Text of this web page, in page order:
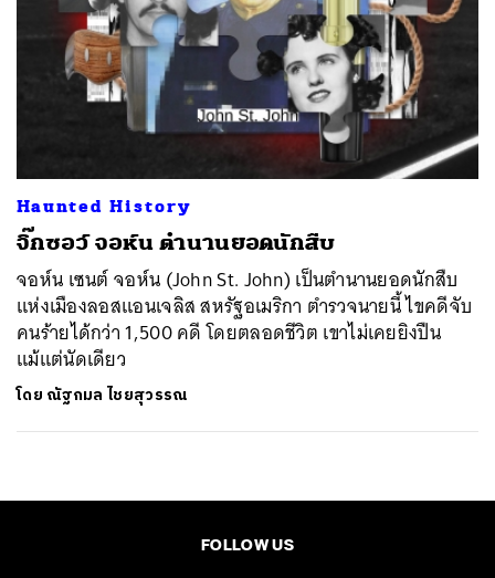
Haunted History
จิ๊กซอว์ จอห์น ตำนานยอดนักสืบ
จอห์น เซนต์ จอห์น (John St. John) เป็นตำนานยอดนักสืบ
แห่งเมืองลอสแอนเจลิส สหรัฐอเมริกา ตำรวจนายนี้ ไขคดีจับ
คนร้ายได้กว่า 1,500 คดี โดยตลอดชีวิต เขาไม่เคยยิงปืน
แม้แต่นัดเดียว
โดย ณัฐกมล ไชยสุวรรณ
FOLLOW US
TWEET LINE EMAIL